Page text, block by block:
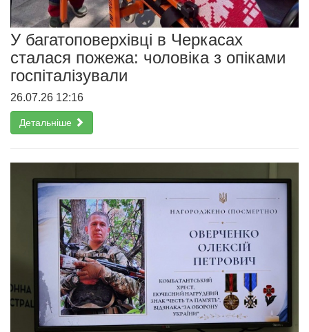
У багатоповерхівці в Черкасах
сталася пожежа: чоловіка з опіками
госпіталізували
26.07.26 12:16
Детальніше